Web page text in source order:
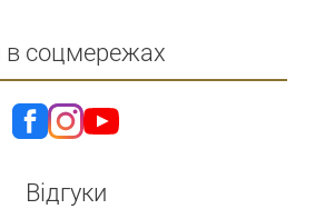
соцмережах
Відгуки